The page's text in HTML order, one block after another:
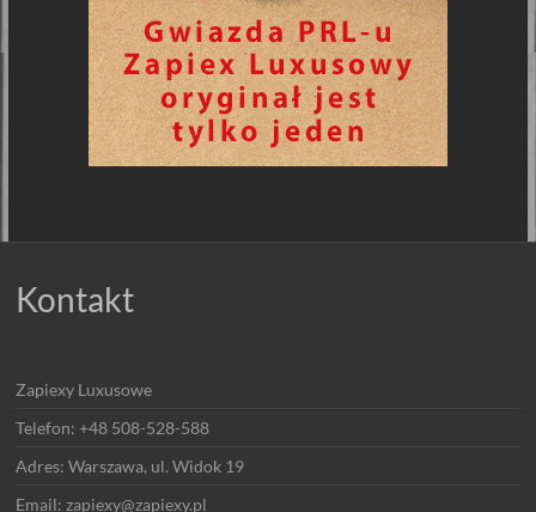
Kontakt
Zapiexy Luxusowe
Telefon: +48 508-528-588
Adres: Warszawa, ul. Widok 19
Email: zapiexy@zapiexy.pl